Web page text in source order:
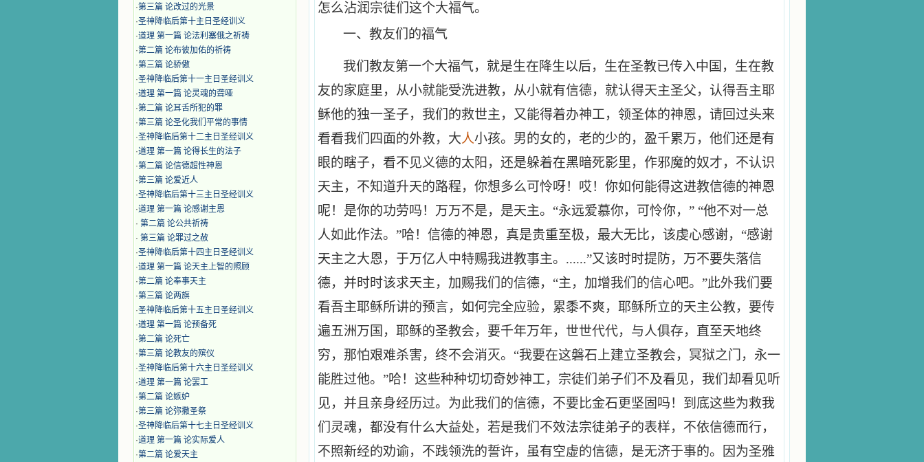
·第三篇 论改过的光景
·圣神降临后第十主日圣经训义
·道理 第一篇 论法利塞俄之祈祷
·第二篇 论布彼加佑的祈祷
·第三篇 论骄傲
·圣神降临后第十一主日圣经训义
·道理 第一篇 论灵魂的聋哑
·第二篇 论耳舌所犯的罪
·第三篇 论圣化我们平常的事情
·圣神降临后第十二主日圣经训义
·道理 第一篇 论得长生的法子
·第二篇 论信德超性神恩
·第三篇 论爱近人
·圣神降临后第十三主日圣经训义
·道理 第一篇 论感谢主恩
· 第二篇 论公共祈祷
· 第三篇 论罪过之赦
·圣神降临后第十四主日圣经训义
·道理 第一篇 论天主上智的照顾
·第二篇 论奉事天主
·第三篇 论两旗
·圣神降临后第十五主日圣经训义
·道理 第一篇 论预备死
·第二篇 论死亡
·第三篇 论教友的殡仪
·圣神降临后第十六主日圣经训义
·道理 第一篇 论罢工
·第二篇 论嫉妒
·第三篇 论弥撒圣祭
·圣神降临后第十七主日圣经训义
·道理 第一篇 论实际爱人
·第二篇 论爱天主
怎么沾润宗徒们这个大福气。
一、 教友们的福气
我们教友第一个大福气，就是生在降生以后，生在圣教已传入中国，生在教
友的家庭里，从小就能受洗进教，从小就有信德，就认得天主圣父，认得吾主耶
稣他的独一圣子，我们的救世主，又能得着办神工，领圣体的神恩，请回过头来
看看我们四面的外教，大人小孩。男的女的，老的少的，盈千累万，他们还是有
眼的瞎子，看不见义德的太阳，还是躲着在黑暗死影里，作邪魔的奴才，不认识
天主，不知道升天的路程，你想多么可怜呀！哎！你如何能得这进教信德的神恩
呢！是你的功劳吗！万万不是，是天主。“永远爱慕你，可怜你，” “他不对一总
人如此作法。”哈！信德的神恩，真是贵重至极，最大无比，该虔心感谢，“感谢
天主之大恩，于万亿人中特赐我进教事主。......”又该时时提防，万不要失落信
德，并时时该求天主，加赐我们的信德，“主，加增我们的信心吧。”此外我们要
看吾主耶稣所讲的预言，如何完全应验，累黍不爽，耶稣所立的天主公教，要传
遍五洲万国，耶稣的圣教会，要千年万年，世世代代，与人俱存，直至天地终
穷，那怕艰难杀害，终不会消灭。“我要在这磐石上建立圣教会，冥狱之门，永一
能胜过他。”哈！这些种种切切奇妙神工，宗徒们弟子们不及看见，我们却看见听
见，并且亲身经历过。为此我们的信德，不要比金石更坚固吗！到底这些为救我
们灵魂，都没有什么大益处，若是我们不效法宗徒弟子的表样，不依信德而行，
不照新经的劝谕，不践领洗的誓许，虽有空虚的信德，是无济于事的。因为圣雅